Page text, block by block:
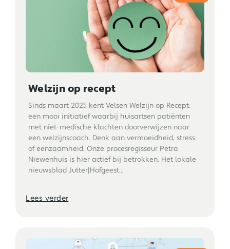
Welzijn op recept
Sinds maart 2025 kent Velsen Welzijn op Recept:
een mooi initiatief waarbij huisartsen patiënten
met niet-medische klachten doorverwijzen naar
een welzijnscoach. Denk aan vermoeidheid, stress
of eenzaamheid. Onze procesregisseur Petra
Niewenhuis is hier actief bij betrokken. Het lokale
nieuwsblad Jutter|Hofgeest...
Lees verder